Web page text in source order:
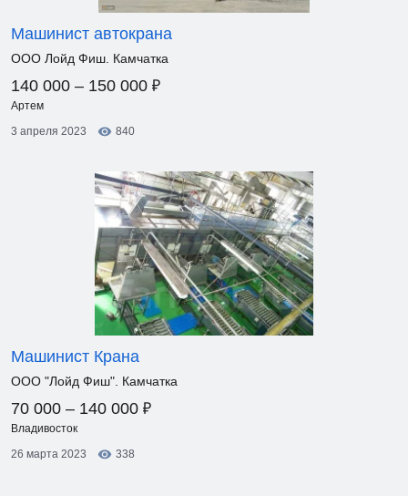
Машинист автокрана
ООО Лойд Фиш. Камчатка
140 000 – 150 000 ₽
Артем
3 апреля 2023
840
Машинист Крана
ООО "Лойд Фиш". Камчатка
70 000 – 140 000 ₽
Владивосток
26 марта 2023
338